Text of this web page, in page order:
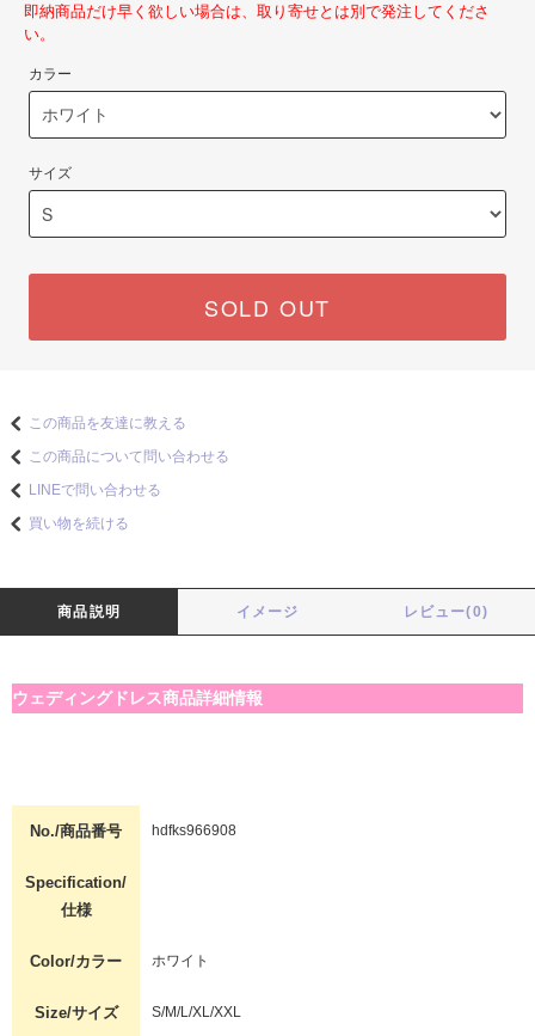
即納商品だけ早く欲しい場合は、取り寄せとは別で発注してくださ
い。
カラー
サイズ
SOLD OUT
この商品を友達に教える
この商品について問い合わせる
LINEで問い合わせる
買い物を続ける
商品説明 イメージ レビュー(0)
ウェディングドレス商品詳細情報
No./商品番号 hdfks966908
Specification/
仕様
Color/カラー ホワイト
Size/サイズ S/M/L/XL/XXL